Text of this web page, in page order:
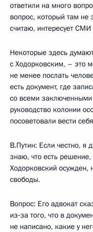
ответили на много
вопрос, который там не
считаю, интересует
Некоторые здесь
с Ходорковским, – это
не менее послать
есть документ, где
со всеми заключенными
руководство колонии
посоветовали вести
В.Путин: Если честно, я
знаю, что есть
Ходорковский осужден,
свободы.
Вопрос: Его адвокат
из‑за того, что в
не написано, какие у